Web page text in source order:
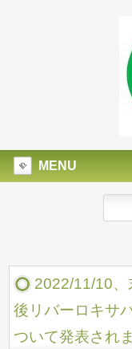
MENU
2022/11/10、
後リバーロキサ
ついて発表され